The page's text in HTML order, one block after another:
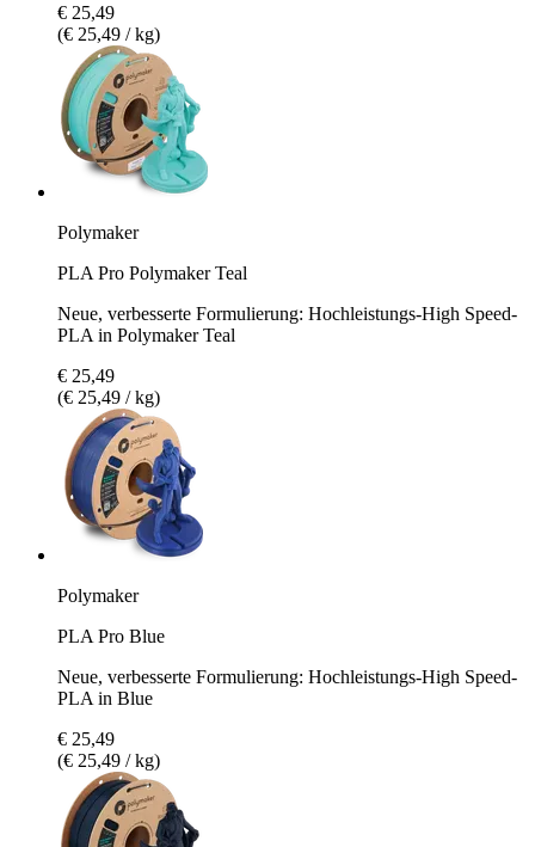
€ 25,49
(€ 25,49 / kg)
Polymaker
PLA Pro Polymaker Teal
Neue, verbesserte Formulierung: Hochleistungs-High Speed-
PLA in Polymaker Teal
€ 25,49
(€ 25,49 / kg)
Polymaker
PLA Pro Blue
Neue, verbesserte Formulierung: Hochleistungs-High Speed-
PLA in Blue
€ 25,49
(€ 25,49 / kg)